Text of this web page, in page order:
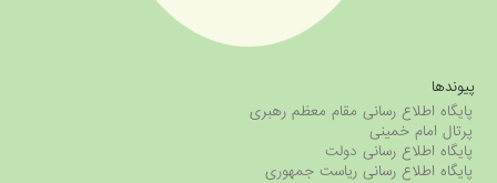
اطلاع رسانی مقام معظم رهبری
امام خمینی
اطلاع رسانی دولت
اطلاع رسانی ریاست جمهوری